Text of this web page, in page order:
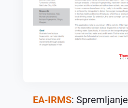
EA-IRMS: Spremljanje